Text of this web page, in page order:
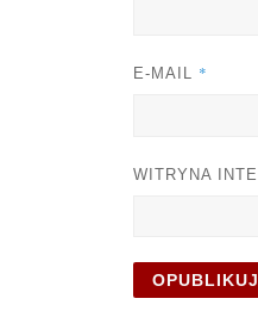
E-MAIL *
WITRYNA